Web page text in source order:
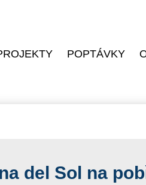
POPTÁVKY
del Sol na